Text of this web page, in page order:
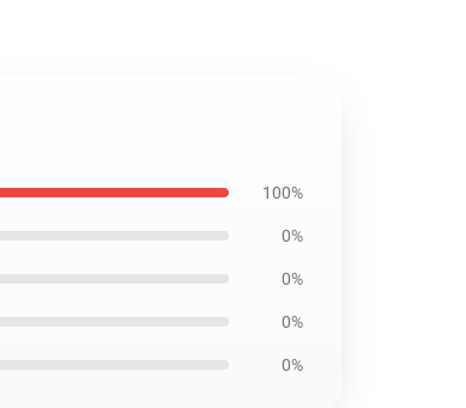
100%
0%
0%
0%
0%